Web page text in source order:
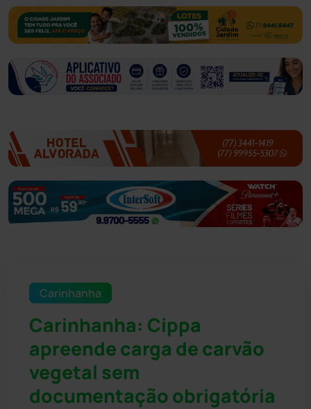
Carinhanha
Carinhanha: Cippa
apreende carga de carvão
vegetal sem
documentação obrigatória